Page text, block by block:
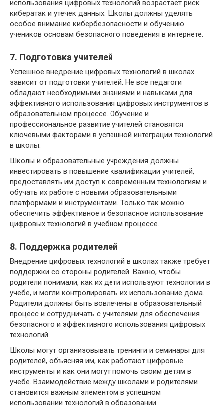
использования цифровых технологий возрастает риск
кибератак и утечек данных. Школы должны уделять
особое внимание кибербезопасности и обучению
учеников основам безопасного поведения в интернете.
7. Подготовка учителей
Успешное внедрение цифровых технологий в школах
зависит от подготовки учителей. Не все педагоги
обладают необходимыми знаниями и навыками для
эффективного использования цифровых инструментов в
образовательном процессе. Обучение и
профессиональное развитие учителей становятся
ключевыми факторами в успешной интеграции технологий
в школы.
Школы и образовательные учреждения должны
инвестировать в повышение квалификации учителей,
предоставлять им доступ к современным технологиям и
обучать их работе с новыми образовательными
платформами и инструментами. Только так можно
обеспечить эффективное и безопасное использование
цифровых технологий в учебном процессе.
8. Поддержка родителей
Внедрение цифровых технологий в школах также требует
поддержки со стороны родителей. Важно, чтобы
родители понимали, как их дети используют технологии в
учебе, и могли контролировать их использование дома.
Родители должны быть вовлечены в образовательный
процесс и сотрудничать с учителями для обеспечения
безопасного и эффективного использования цифровых
технологий.
Школы могут организовывать тренинги и семинары для
родителей, объясняя им, как работают цифровые
инструменты и как они могут помочь своим детям в
учебе. Взаимодействие между школами и родителями
становится важным элементом в успешном
использовании технологий в образовании.